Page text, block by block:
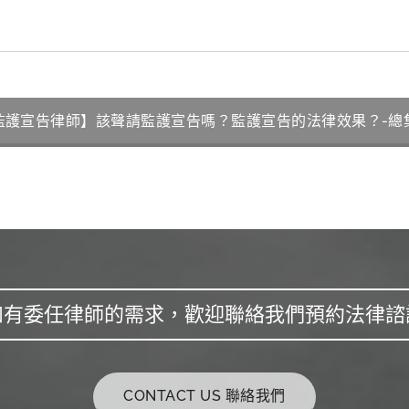
護宣告律師】該聲請監護宣告嗎？監護宣告的法律效果？-總
委任律師的需求，歡迎聯絡我們預約法律
CONTACT US 聯絡我們